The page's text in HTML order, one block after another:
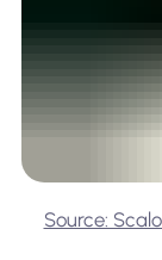
Source: